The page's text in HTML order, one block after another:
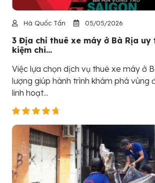
Hà Quốc Tấn 05/05/2026
3 Địa chỉ thuê xe máy ở Bà Rịa
kiệm chi...
Việc lựa chọn dịch vụ thuê xe máy ở
lượng giúp hành trình khám phá vùng
linh hoạt...